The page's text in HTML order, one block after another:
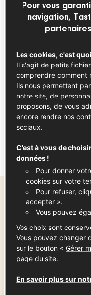
10 min
Tapas
d’olive et à
Sommaire
saveur de votre
Ingrédients
Huile
Provence
Pour vous
navigation,
Les cookies, c'est
Il s'agit de petits
comprendre comment
Ils nous permettent
notre site, de
proposons, de vous
encore rendre nos
sociaux.
C'est à vous de
données !
Pour donner
cookies sur votre
Pour refuser,
accepter ».
Vous pouvez
Vos choix sont
Vous pouvez changer
sur le bouton « Gérer
page du site.
En savoir plus sur